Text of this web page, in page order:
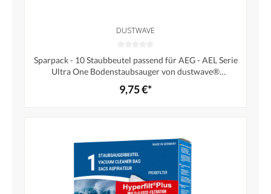
DUSTWAVE
Sparpack - 10 Staubbeutel passend für AEG - AEL Serie
Ultra One Bodenstaubsauger von dustwave®
Markenstaubsaugerbeutel – Made in Germany + inkl.
Micro-Filter
9,75 €*